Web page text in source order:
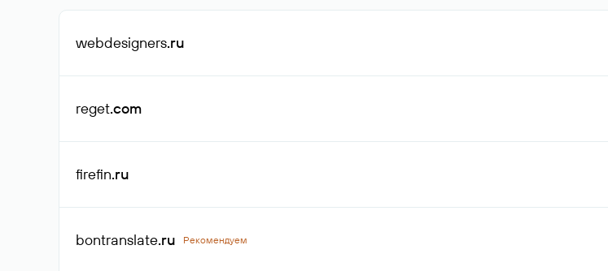
webdesigners.ru
reget.com
firefin.ru
bontranslate.ru Рекомендуем